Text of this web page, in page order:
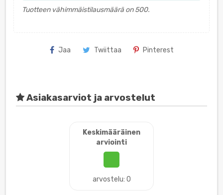
Tuotteen vähimmäistilausmäärä on 500.
Jaa Twiittaa Pinterest
Asiakasarviot ja arvostelut
Keskimääräinen
arviointi
arvostelu: 0